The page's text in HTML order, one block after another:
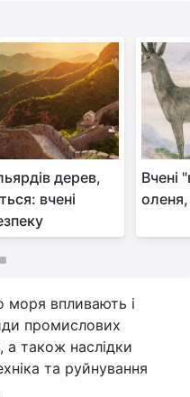
дерев,
вчені
Вчені
моря впливають і
промислових
а також наслідки
та руйнування